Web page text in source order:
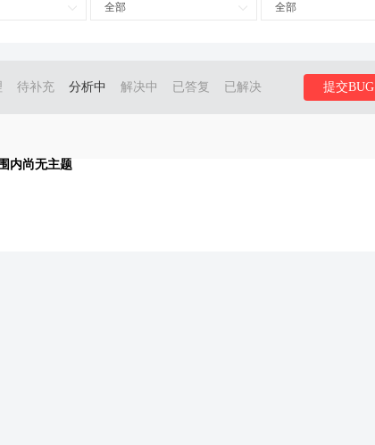
全部 全部
待补充 分析中 解决中 已答复 已解决 提交BUG
内尚无主题